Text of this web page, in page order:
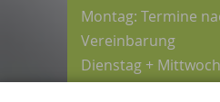
Montag: Termine
Vereinbarung
Dienstag +